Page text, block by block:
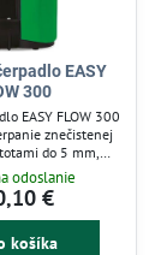
EASY
300
EASY FLOW 300
znečistenej
do 5 mm,
nádrže a úzke
odčerpať vodu z
či fontán s
hladinou
pre domácu
odoslanie
€
košíka